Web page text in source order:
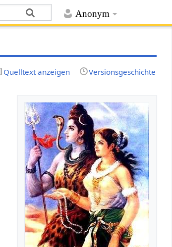
Anonym
Quelltext anzeigen Versionsgeschichte